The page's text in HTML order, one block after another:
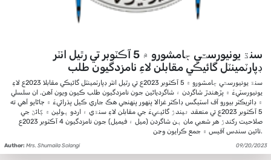
سنڌ يونيورسٽي ڄامشورو ۾ 5 آڪٽوبر تي رٿيل انٽر
ڊپارٽمينٽل گائيڪي مقابلن لاءِ نامزدگيون طلب
سنڌ يونيورسٽي ڄامشورو ۾ 5 آڪٽوبر 2023ع تي رٿيل انٽر ڊپارٽمينٽل گائيڪي مقابلا 2023ع لاءِ
يونيورسٽيءَ ۾ پڙهندڙ شاگردن ۽ شاگردياڻين جون نامزدگيون طلب ڪيون ويون آهن. ان سلسلي
۾ ڊائريڪٽر بيورو آف اسٽيگس ڊاڪٽر غزالا پنهور پنهنجي هڪ جاري ڪيل پڌرائيءَ ۾ ڄاڻايو آهي ته
5 آڪٽوبر 2023ع تي منعقد ٿيندڙ گائيڪيءَ جي مقابلن لاءِ سنڌي ۽ اردو ٻولين ۾ ڳائڻ جي
صلاحيت رکندڙ هر شعبي مان ٻن شاگردن (ميل ۽ فيميل) جون نامزدگيون 4 آڪٽوبر 2023ع
تائين سندس آفيس ۾ جمع ڪرايون وڃن.
Author: Mrs. Shumaila Solangi 09/20/2023